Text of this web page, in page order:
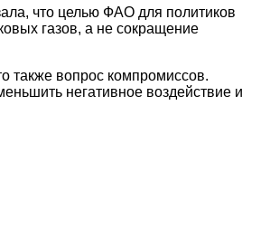
что целью ФАО для политиков
газов, а не сокращение
также вопрос компромиссов.
негативное воздействие и